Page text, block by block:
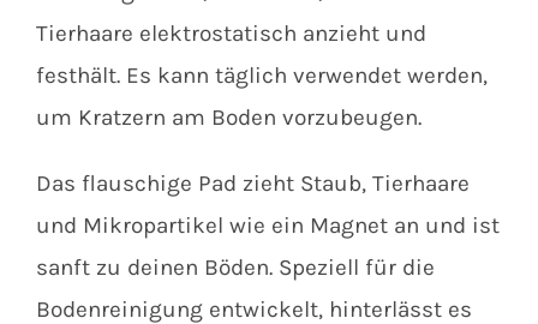
Tierhaare elektrostatisch anzieht und
festhält. Es kann täglich verwendet werden,
um Kratzern am Boden vorzubeugen.
Das flauschige Pad zieht Staub, Tierhaare
und Mikropartikel wie ein Magnet an und ist
sanft zu deinen Böden. Speziell für die
Bodenreinigung entwickelt, hinterlässt es